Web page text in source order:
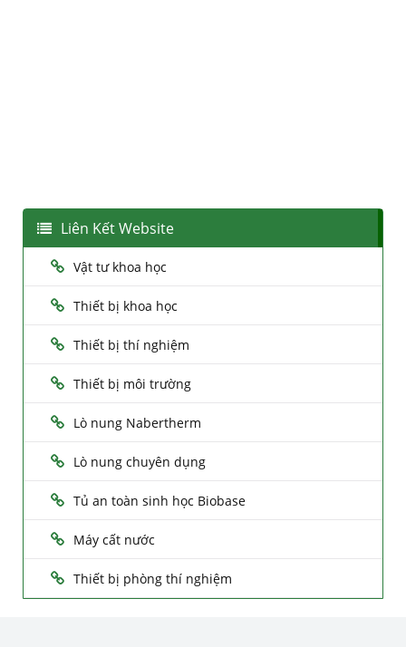
Liên Kết Website
Vật tư khoa học
Thiết bị khoa học
Thiết bị thí nghiệm
Thiết bị môi trường
Lò nung Nabertherm
Lò nung chuyên dụng
Tủ an toàn sinh học Biobase
Máy cất nước
Thiết bị phòng thí nghiệm